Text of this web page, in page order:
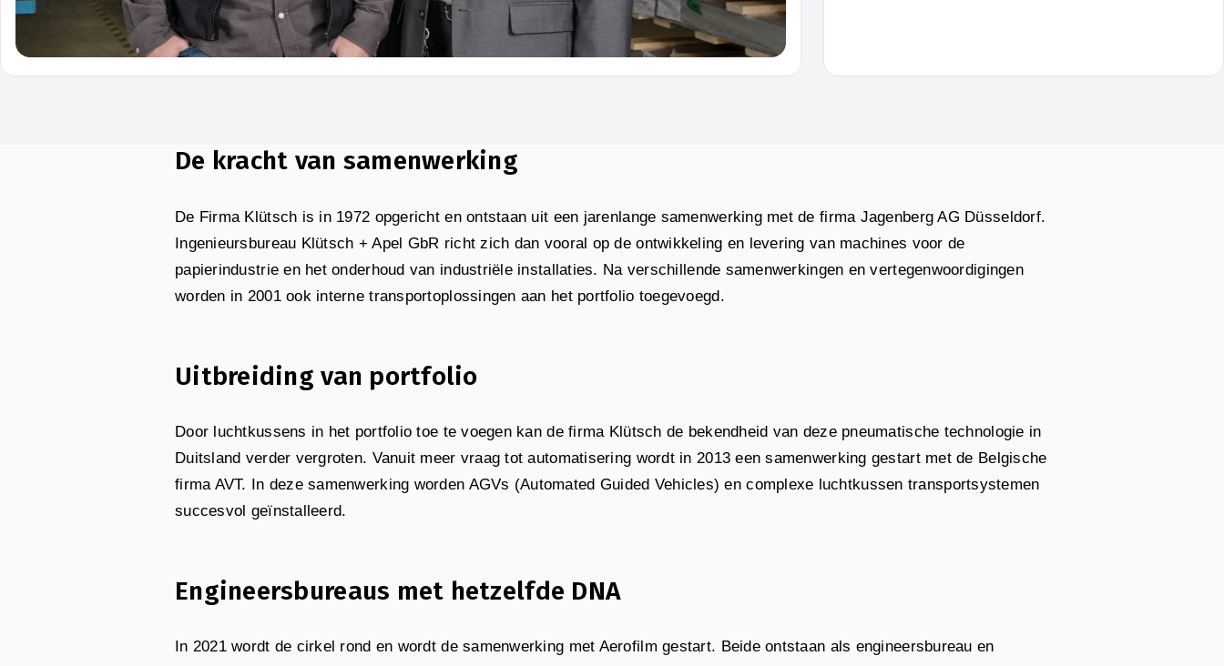
De kracht van samenwerking
De Firma Klütsch is in 1972 opgericht en ontstaan uit een jarenlange samenwerking met de firma Jagenberg AG Düsseldorf.
Ingenieursbureau Klütsch + Apel GbR richt zich dan vooral op de ontwikkeling en levering van machines voor de
papierindustrie en het onderhoud van industriële installaties. Na verschillende samenwerkingen en vertegenwoordigingen
worden in 2001 ook interne transportoplossingen aan het portfolio toegevoegd.
Uitbreiding van portfolio
Door luchtkussens in het portfolio toe te voegen kan de firma Klütsch de bekendheid van deze pneumatische technologie in
Duitsland verder vergroten. Vanuit meer vraag tot automatisering wordt in 2013 een samenwerking gestart met de Belgische
firma AVT. In deze samenwerking worden AGVs (Automated Guided Vehicles) en complexe luchtkussen transportsystemen
succesvol geïnstalleerd.
Engineersbureaus met hetzelfde DNA
In 2021 wordt de cirkel rond en wordt de samenwerking met Aerofilm gestart. Beide ontstaan als engineersbureau en